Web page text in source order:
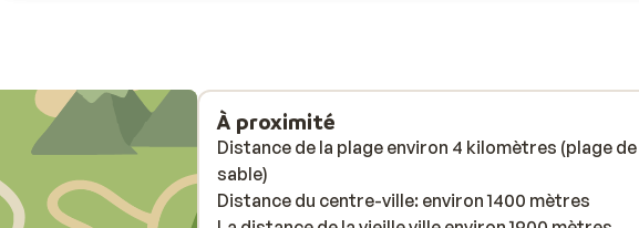
À proximité
Distance de la plage environ 4 kilomètres (plage de
sable)
Distance du centre-ville: environ 1400 mètres